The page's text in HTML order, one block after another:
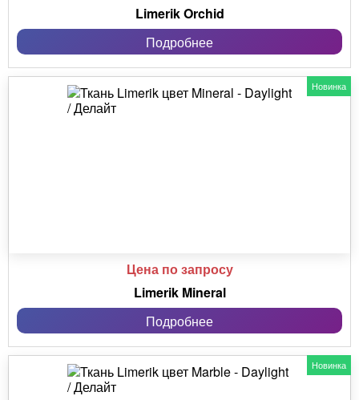
Limerik Orchid
Подробнее
Новинка
Цена по запросу
Limerik Mineral
Подробнее
Новинка